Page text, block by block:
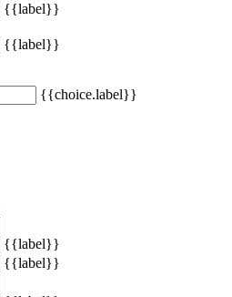
{{label}}
{{label}}
{{choice.label}}
{{label}}
{{label}}